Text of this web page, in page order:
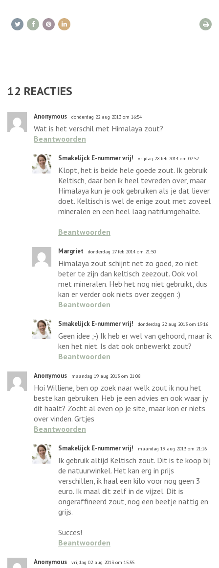
12 REACTIES
Anonymous donderdag 22 aug 2013 om 16:54
Wat is het verschil met Himalaya zout?
Beantwoorden
Smakelijck E-nummer vrij! vrijdag 28 feb 2014 om 07:57
Klopt, het is beide hele goede zout. Ik gebruik
Keltisch, daar ben ik heel tevreden over, maar
Himalaya kun je ook gebruiken als je dat liever
doet. Keltisch is wel de enige zout met zoveel
mineralen en een heel laag natriumgehalte.
Beantwoorden
Margriet donderdag 27 feb 2014 om 21:50
Himalaya zout schijnt net zo goed, zo niet
beter te zijn dan keltisch zeezout. Ook vol
met mineralen. Heb het nog niet gebruikt, dus
kan er verder ook niets over zeggen :)
Beantwoorden
Smakelijck E-nummer vrij! donderdag 22 aug 2013 om 19:16
Geen idee ;-) Ik heb er wel van gehoord, maar ik
ken het niet. Is dat ook onbewerkt zout?
Beantwoorden
Anonymous maandag 19 aug 2013 om 21:08
Hoi Williene, ben op zoek naar welk zout ik nou het
beste kan gebruiken. Heb je een advies en ook waar jy
dit haalt? Zocht al even op je site, maar kon er niets
over vinden. Grtjes
Beantwoorden
Smakelijck E-nummer vrij! maandag 19 aug 2013 om 21:26
Ik gebruik altijd Keltisch zout. Dit is te koop bij
de natuurwinkel. Het kan erg in prijs
verschillen, ik haal een kilo voor nog geen 3
euro. Ik maal dit zelf in de vijzel. Dit is
ongeraffineerd zout, nog een beetje nattig en
grijs.
Succes!
Beantwoorden
Anonymous vrijdag 02 aug 2013 om 15:55